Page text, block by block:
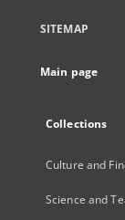
SITEMAP
Main page
Collections
Culture and
Science and